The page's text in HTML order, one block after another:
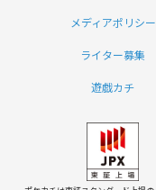
メディアポリシー
ライター募集
遊戯カチ